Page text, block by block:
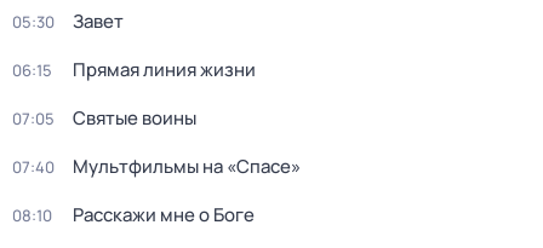
05:30 Завет
06:15 Прямая линия жизни
07:05 Святые воины
07:40 Мультфильмы на «Спасе»
08:10 Расскажи мне о Боге